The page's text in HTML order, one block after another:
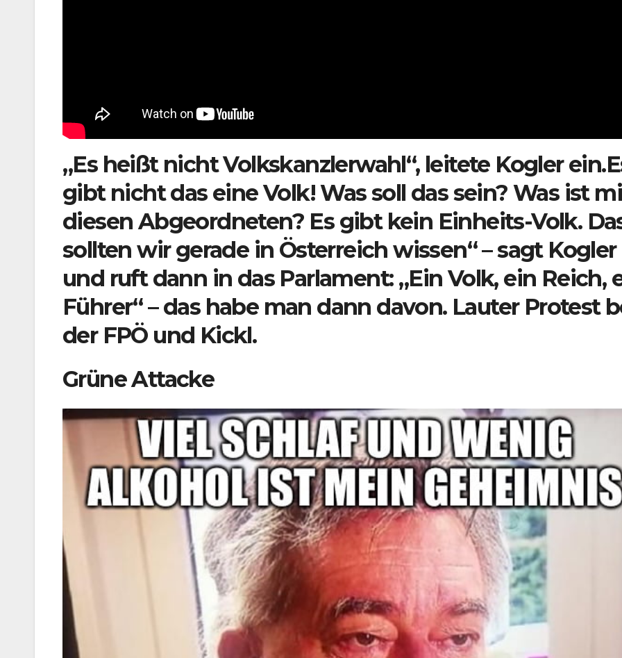
„Es heißt nicht Volkskanzlerwahl“, leitete Kogler
gibt nicht das eine Volk! Was soll das sein? Was ist
diesen Abgeordneten? Es gibt kein Einheits-Volk.
sollten wir gerade in Österreich wissen“ – sagt Kogler
und ruft dann in das Parlament: „Ein Volk, ein Reich,
Führer“ – das habe man dann davon. Lauter Protest
der FPÖ und Kickl.
Grüne Attacke